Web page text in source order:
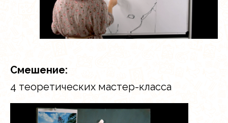
Смешение:
4 теоретических мастер-класса